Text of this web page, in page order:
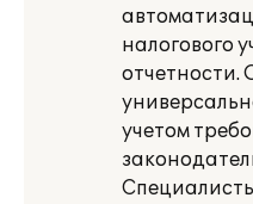
налогового
отчетности.
учетом